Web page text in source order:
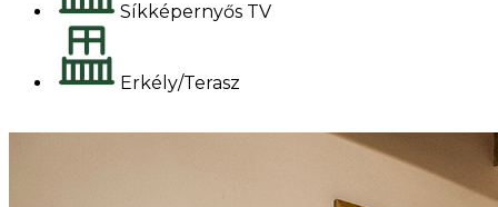
Síkképernyős TV
Erkély/Terasz